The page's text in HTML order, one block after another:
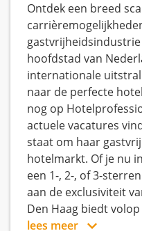
Ontdek een breed
hoofdstad van
internationale
naar de perfecte
nog op
actuele vacatures
staat om haar
hotelmarkt. Of je nu
een 1-, 2-, of 3-
aan de exclusiviteit
Den Haag biedt
lees meer